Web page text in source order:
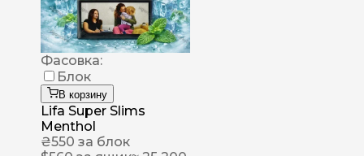
Фасовка:
Блок
В корзину
Lifa Super Slims
Menthol
₴550 за блок